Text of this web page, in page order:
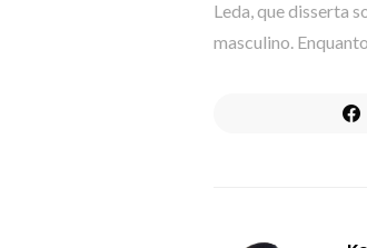
Leda, que disserta
masculino.